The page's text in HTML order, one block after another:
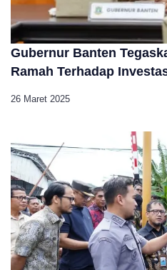
Gubernur Banten
Ramah Terhadap
26 Maret 2025